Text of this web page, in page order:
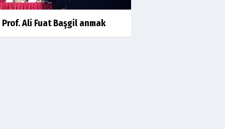
kıssalarından biri RIZK
Arşiv haberlerimiz
Prof. Ali Fuat Başgil anmak